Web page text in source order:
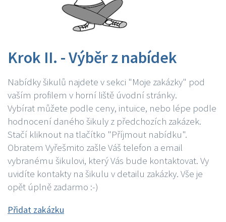
Krok II. - Výběr z nabídek
Nabídky šikulů najdete v sekci "Moje zakázky" pod
vaším profilem v horní liště úvodní stránky.
Vybírat můžete podle ceny, intuice, nebo lépe podle
hodnocení daného šikuly z předchozích zakázek.
Stačí kliknout na tlačítko "Příjmout nabídku".
Obratem Vyřešmito zašle Váš telefon a email
vybranému šikulovi, který Vás bude kontaktovat. Vy
uvidíte kontakty na šikulu v detailu zakázky. Vše je
opět úplně zadarmo :-)
Přidat zakázku